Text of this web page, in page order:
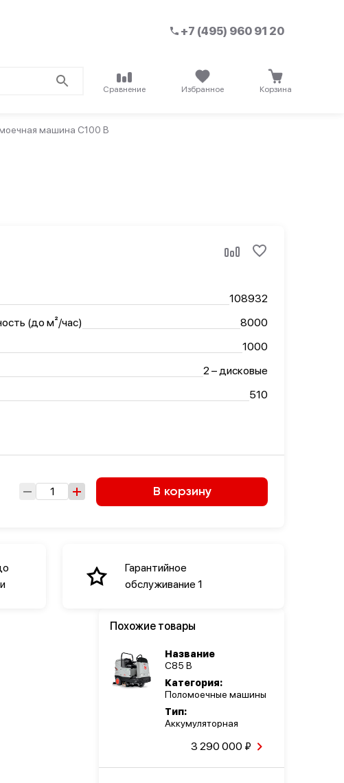
+7 (495) 960 91 20
Сравнение Избранное Корзина
машина C100 B
108932
(до м²/час)
8000
1000
2 – дисковые
510
В корзину
Гарантийное
обслуживание 1
Похожие товары
Название
C85 B
Категория:
Поломоечные машины
Тип:
Аккумуляторная
3 290 000 ₽